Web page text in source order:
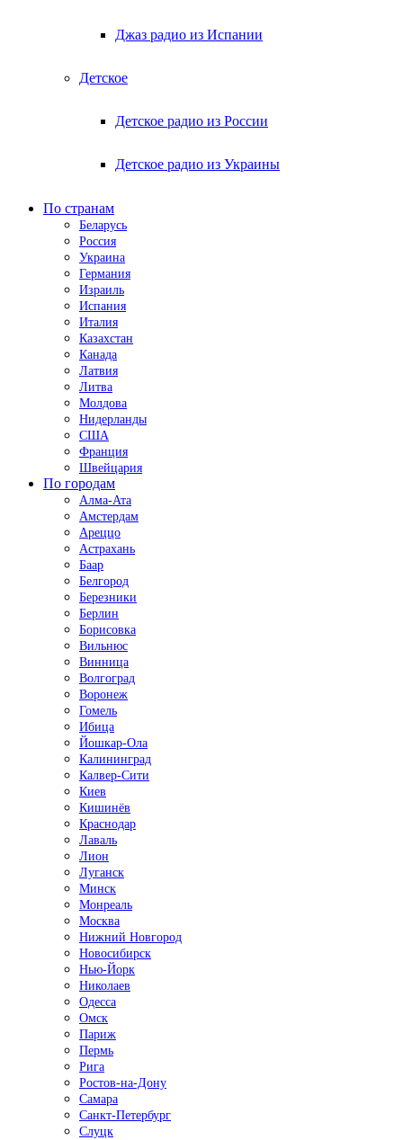
Джаз радио из Испании
Детское
Детское радио из России
Детское радио из Украины
По странам
Беларусь
Россия
Украина
Германия
Израиль
Испания
Италия
Казахстан
Канада
Латвия
Литва
Молдова
Нидерланды
США
Франция
Швейцария
По городам
Алма-Ата
Амстердам
Ареццо
Астрахань
Баар
Белгород
Березники
Берлин
Борисовка
Вильнюс
Винница
Волгоград
Воронеж
Гомель
Ибица
Йошкар-Ола
Калининград
Калвер-Сити
Киев
Кишинёв
Краснодар
Лаваль
Лион
Луганск
Минск
Монреаль
Москва
Нижний Новгород
Новосибирск
Нью-Йорк
Николаев
Одесса
Омск
Париж
Пермь
Рига
Ростов-на-Дону
Самара
Санкт-Петербург
Слуцк